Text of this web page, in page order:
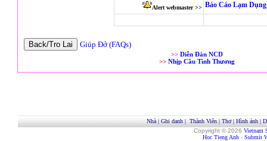
Alert webmaster >> Báo Cáo Lạm
Giúp Đở (FAQs)
>> Diễn Đàn NCD
>> Nhịp Cầu Tình Thương
Nhà| Ghi danh| Thành Viên| Thơ| Hình ảnh|
Copyright © 2026 Vietnam
Hoc Tieng Anh - Submit